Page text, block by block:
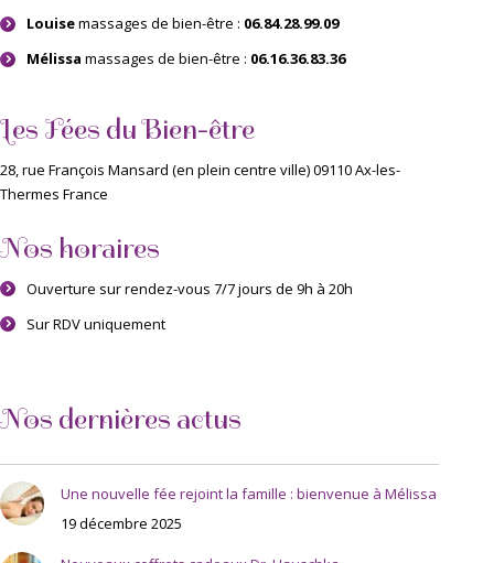
Louisemassages de bien-être : 06.84.28.99.09
Mélissa massages de bien-être : 06.16.36.83.36
Les Fées du Bien-être
28, rue François Mansard (en plein centre ville) 09110 Ax-les-
Thermes France
Nos horaires
Ouverture sur rendez-vous 7/7 jours de 9h à 20h
Sur RDV uniquement
Nos dernières actus
Une nouvelle fée rejoint la famille : bienvenue à Mélissa
19 décembre 2025